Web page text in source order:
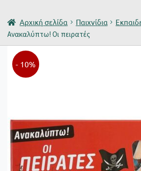
Αρχική σελίδα Παιχνίδια
Ανακαλύπτω! Οι πειρατές
- 10%